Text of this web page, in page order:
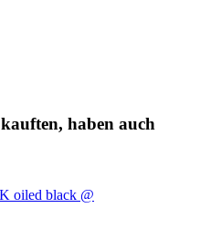
haben auch